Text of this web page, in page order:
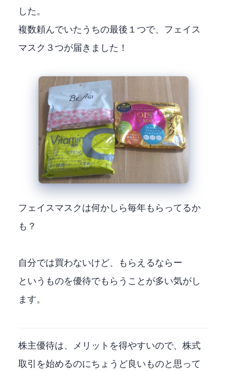
した。
複数頼んでいたうちの最後１つで、フェイス
マスク３つが届きました！
フェイスマスクは何かしら毎年もらってるか
も？
自分では買わないけど、もらえるならー
というものを優待でもらうことが多い気がし
ます。
株主優待は、メリットを得やすいので、株式
取引を始めるのにちょうど良いものと思って